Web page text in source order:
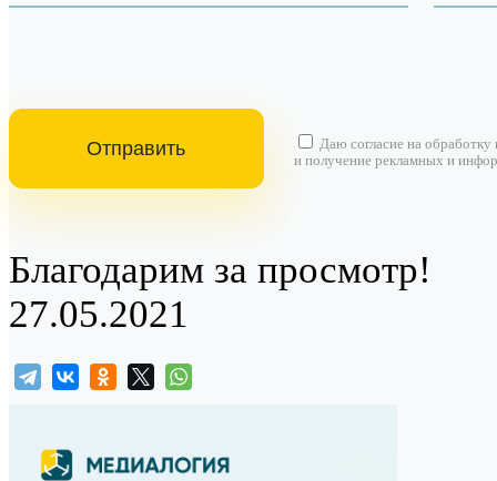
Даю согласие на обработку
и получение рекламных и
Благодарим за просмотр!
27.05.2021